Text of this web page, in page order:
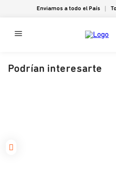
Enviamos a todo el País
Podrían interesarte